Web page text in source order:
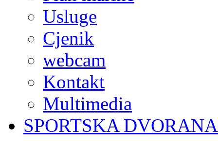
Usluge
Cjenik
webcam
Kontakt
Multimedia
SPORTSKA DVORANA